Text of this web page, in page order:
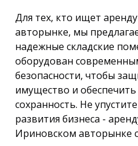
Для тех, кто ищет
авторынке, мы
надежные складские
оборудован
безопасности, чтобы
имущество и обеспечить
сохранность. Не
развития бизнеса -
Ириновском авторынке